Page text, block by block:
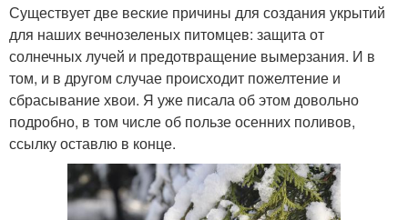
Существует две веские причины для создания укрытий
для наших вечнозеленых питомцев: защита от
солнечных лучей и предотвращение вымерзания. И в
том, и в другом случае происходит пожелтение и
сбрасывание хвои. Я уже писала об этом довольно
подробно, в том числе об пользе осенних поливов,
ссылку оставлю в конце.